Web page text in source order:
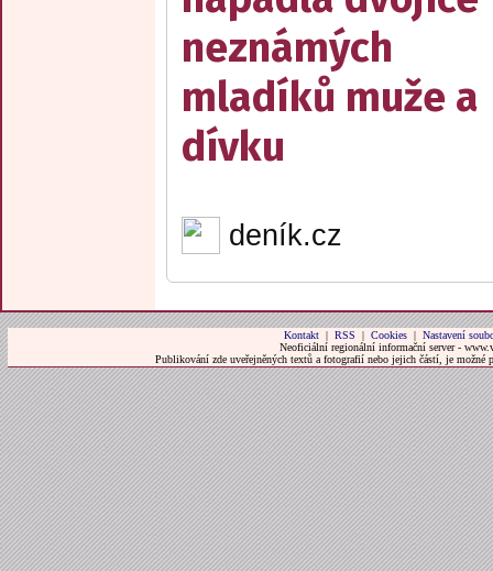
neznámých
mladíků muže a
dívku
deník.cz
Kontakt| RSS | Cookies| Nastavení
Neoficiální regionální informační server -
Publikování zde uveřejněných textů a fotografií nebo jejich částí, je možné